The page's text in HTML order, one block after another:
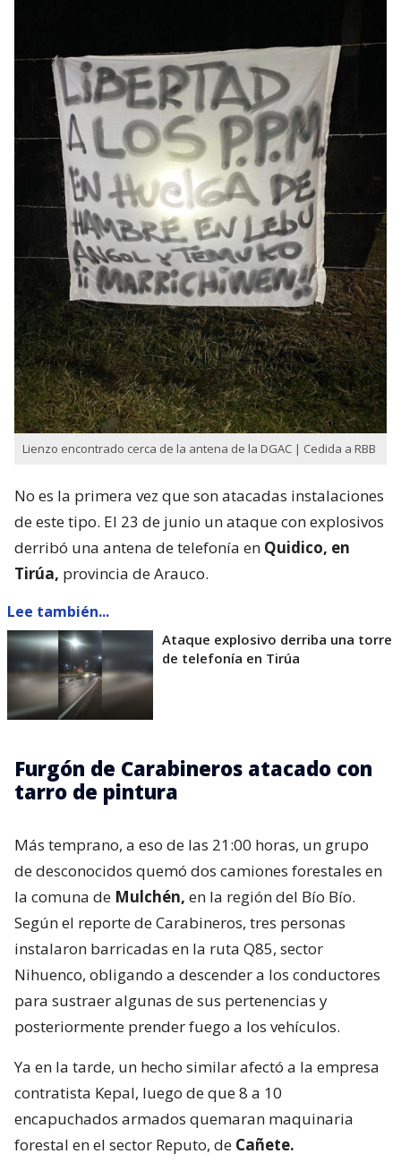
Lienzo encontrado cerca de la antena de la DGAC | Cedida a RBB
No es la primera vez que son atacadas instalaciones
de este tipo. El 23 de junio un ataque con explosivos
derribó una antena de telefonía en Quidico, en
Tirúa, provincia de Arauco.
Lee también...
Ataque explosivo derriba una torre
de telefonía en Tirúa
Furgón de Carabineros atacado con
tarro de pintura
Más temprano, a eso de las 21:00 horas, un grupo
de desconocidos quemó dos camiones forestales en
la comuna de Mulchén, en la región del Bío Bío.
Según el reporte de Carabineros, tres personas
instalaron barricadas en la ruta Q85, sector
Nihuenco, obligando a descender a los conductores
para sustraer algunas de sus pertenencias y
posteriormente prender fuego a los vehículos.
Ya en la tarde, un hecho similar afectó a la empresa
contratista Kepal, luego de que 8 a 10
encapuchados armados quemaran maquinaria
forestal en el sector Reputo, de Cañete.